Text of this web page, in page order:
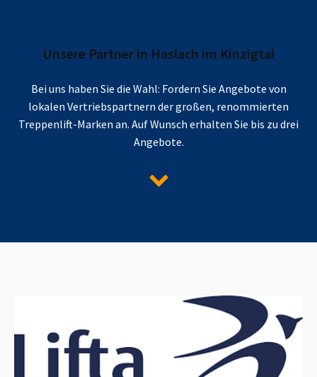
Unsere Partner in Haslach im Kinzigtal
Bei uns haben Sie die Wahl: Fordern Sie Angebote von
lokalen Vertriebspartnern der großen, renommierten
Treppenlift-Marken an. Auf Wunsch erhalten Sie bis zu drei
Angebote.